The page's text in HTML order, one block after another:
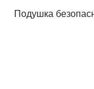
Подушка